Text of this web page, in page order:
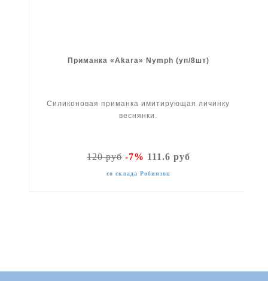
Приманка «Akara» Nymph (уп/8шт)
Силиконовая приманка имитирующая личинку
веснянки.
120 руб-7% 111.6 руб
со склада Робинзон